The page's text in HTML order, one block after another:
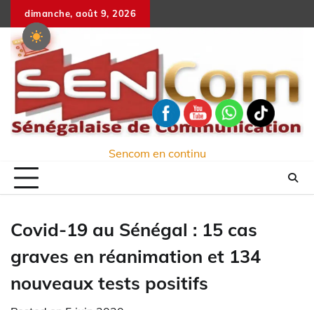
to
content
dimanche, août 9, 2026
Sencom en continu
Covid-19 au Sénégal : 15 cas
graves en réanimation et 134
nouveaux tests positifs